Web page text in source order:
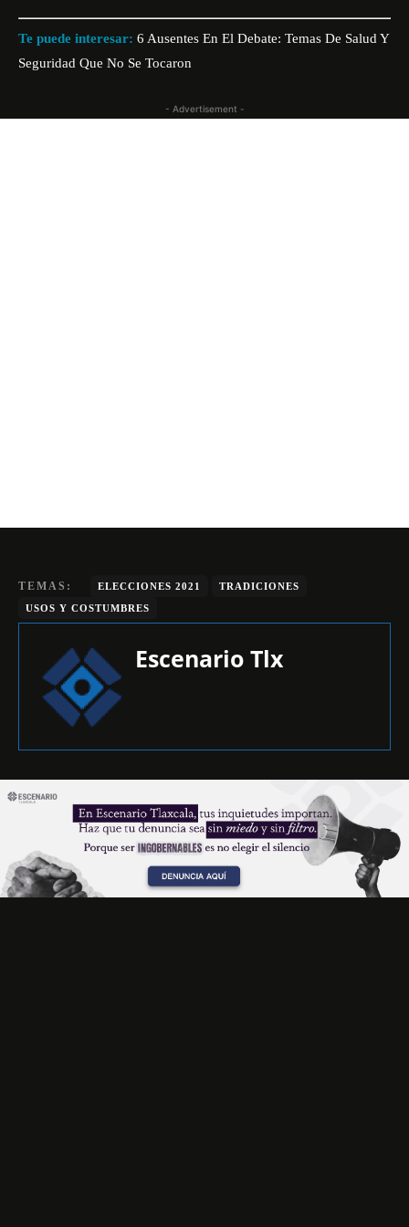
Te puede interesar: 6 Ausentes En El Debate: Temas De Salud Y
Seguridad Que No Se Tocaron
- Advertisement -
TEMAS: ELECCIONES 2021
TRADICIONES
USOS Y COSTUMBRES
Escenario Tlx